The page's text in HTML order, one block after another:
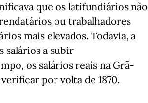
que os latifundiários não
ou trabalhadores
mais elevados. Todavia, a
salários a subir
os salários reais na Grã-
por volta de 1870.